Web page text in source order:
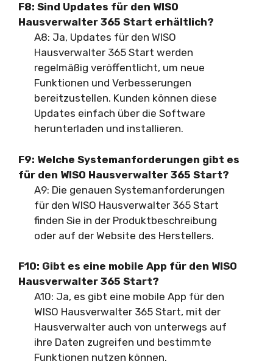
F8: Sind Updates für den WISO
Hausverwalter 365 Start erhältlich?
A8: Ja, Updates für den WISO
Hausverwalter 365 Start werden
regelmäßig veröffentlicht, um neue
Funktionen und Verbesserungen
bereitzustellen. Kunden können diese
Updates einfach über die Software
herunterladen und installieren.
F9: Welche Systemanforderungen gibt es
für den WISO Hausverwalter 365 Start?
A9: Die genauen Systemanforderungen
für den WISO Hausverwalter 365 Start
finden Sie in der Produktbeschreibung
oder auf der Website des Herstellers.
F10: Gibt es eine mobile App für den WISO
Hausverwalter 365 Start?
A10: Ja, es gibt eine mobile App für den
WISO Hausverwalter 365 Start, mit der
Hausverwalter auch von unterwegs auf
ihre Daten zugreifen und bestimmte
Funktionen nutzen können.